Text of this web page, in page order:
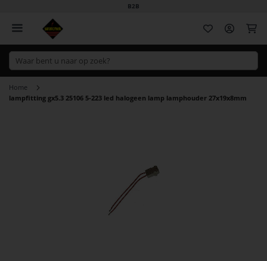
B2B
Home
lampfitting gx5.3 25106 5-223 led halogeen lamp lamphouder 27x19x8mm